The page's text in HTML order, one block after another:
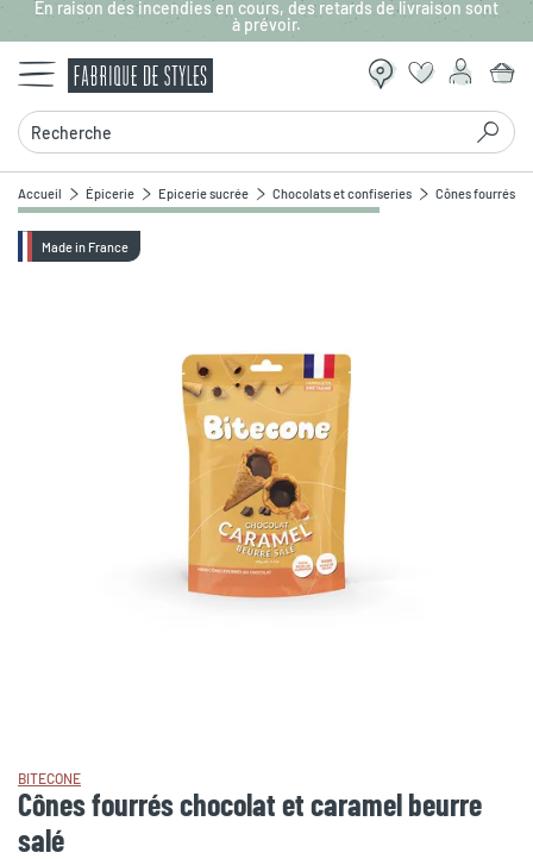
Aller au contenu principal
En raison des incendies en cours, des retards de livraison sont
à prévoir.
Recherche
Accueil Épicerie Epicerie sucrée Chocolats et confiseries Cônes fourrés
Made in France
BITECONE
Cônes fourrés chocolat et caramel beurre
salé